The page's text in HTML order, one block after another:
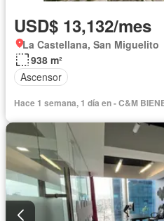
USD$ 13,132/mes
La Castellana, San Miguelito
938 m²
Ascensor
Hace 1 semana, 1 día en - C&M